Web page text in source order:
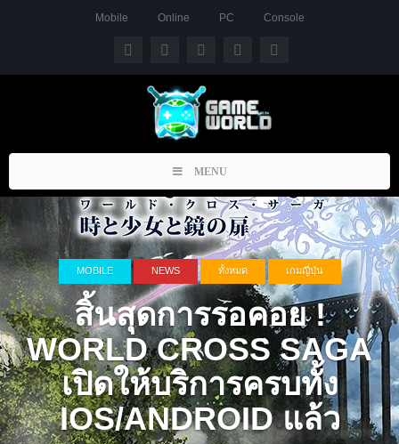
Mobile Online PC Console
Toggle
navigation
MENU
MOBILE NEWS ทั้งหมด เกมญี่ปุ่น
สิ้นสุดการรอคอย !
WORLD CROSS SAGA
เปิดให้บริการครบทั้ง
IOS/ANDROID แล้ว